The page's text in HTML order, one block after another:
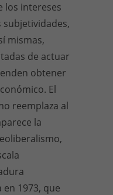
los intereses
subjetividades,
mismas,
de actuar
obtener
El
reemplaza al
la
1973, que